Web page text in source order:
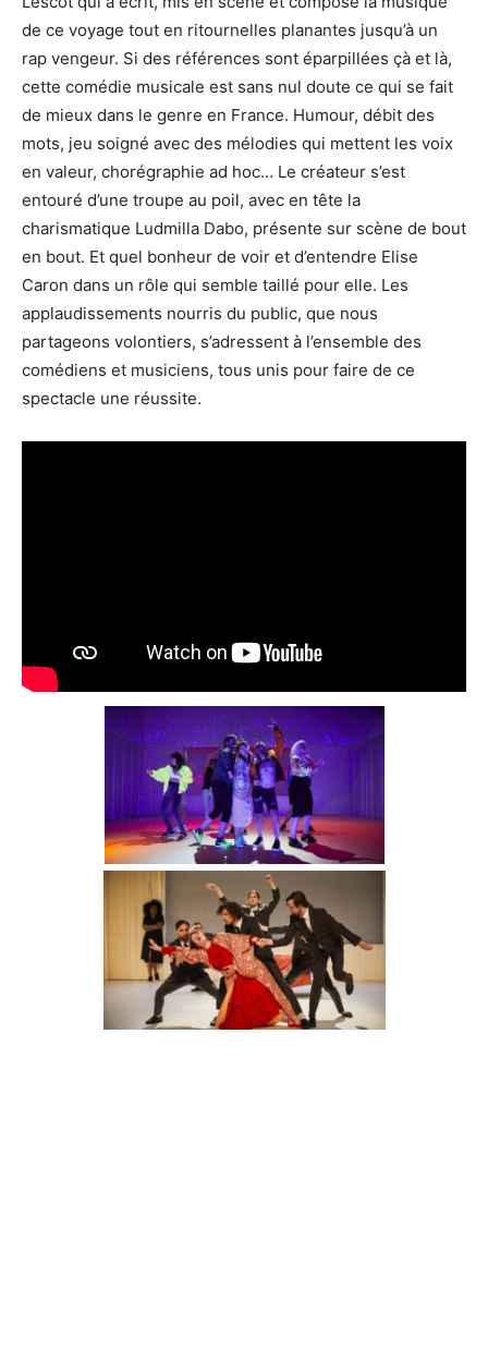
de ce voyage tout en ritournelles planantes jusqu’à un
rap vengeur. Si des références sont éparpillées çà et là,
cette comédie musicale est sans nul doute ce qui se fait
de mieux dans le genre en France. Humour, débit des
mots, jeu soigné avec des mélodies qui mettent les voix
en valeur, chorégraphie ad hoc… Le créateur s’est
entouré d’une troupe au poil, avec en tête la
charismatique Ludmilla Dabo, présente sur scène de bout
en bout. Et quel bonheur de voir et d’entendre Elise
Caron dans un rôle qui semble taillé pour elle. Les
applaudissements nourris du public, que nous
partageons volontiers, s’adressent à l’ensemble des
comédiens et musiciens, tous unis pour faire de ce
spectacle une réussite.